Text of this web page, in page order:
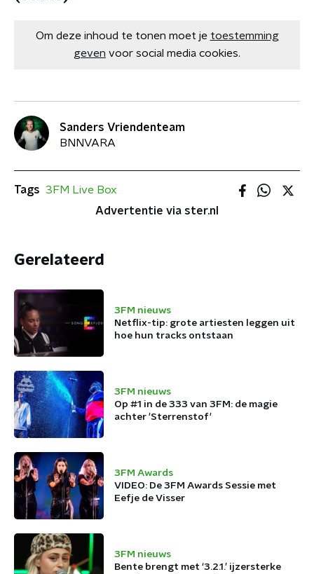
Om deze inhoud te tonen moet je toestemming
geven voor social media cookies.
Sanders Vriendenteam
BNNVARA
Tags 3FM Live Box
Advertentie via ster.nl
Gerelateerd
3FM nieuws
Netflix-tip: grote artiesten leggen uit
hoe hun tracks ontstaan
3FM nieuws
Op #1 in de 333 van 3FM: de magie
achter 'Sterrenstof'
3FM Awards
VIDEO: De 3FM Awards Sessie met
Eefje de Visser
3FM nieuws
Bente brengt met ‘3.2.1.’ ijzersterke